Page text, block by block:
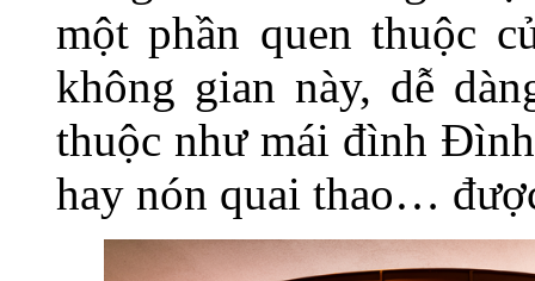
một phần quen thuộc
không gian này, dễ
thuộc như mái đình
hay nón quai thao…